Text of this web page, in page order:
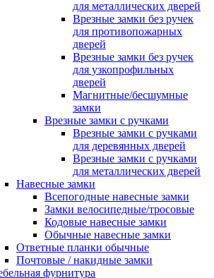
для металлических дверей
Врезные замки без ручек
для противопожарных
дверей
Врезные замки без ручек
для узкопрофильных
дверей
Магнитные/бесшумные
замки
Врезные замки с ручками
Врезные замки с ручками
для деревянных дверей
Врезные замки с ручками
для металлических дверей
Навесные замки
Всепогодные навесные замки
Замки велосипедные/тросовые
Кодовые навесные замки
Обычные навесные замки
Ответные планки обычные
Почтовые / накидные замки
фурнитура